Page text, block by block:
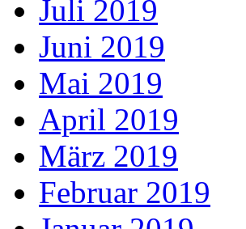
Juli 2019
Juni 2019
Mai 2019
April 2019
März 2019
Februar 2019